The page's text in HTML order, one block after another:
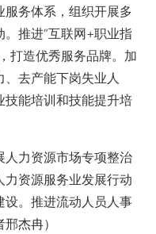
务体系，组织开展多
推进“互联网+职业指
打造优秀服务品牌。加
去产能下岗失业人
技能培训和技能提升培
力资源市场专项整治
资源服务业发展行动
。推进流动人员人事
杰冉）